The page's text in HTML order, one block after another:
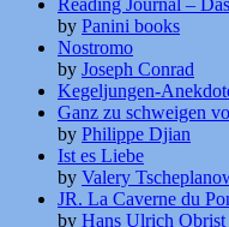
Reading Journal –
by Panini books
Nostromo
by Joseph Conrad
Kegeljungen-
Ganz zu schweigen
by Philippe Djian
Ist es Liebe
by Valery
JR. La Caverne du
by Hans Ulrich Obrist